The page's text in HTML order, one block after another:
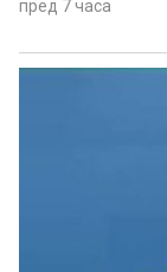
пред 7 часа